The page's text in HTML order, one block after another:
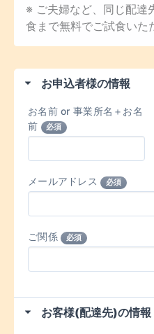
※ ご夫婦など、同じ配達
食まで無料でご試食いた
お申込者様の情報
お名前 or 事業所名＋お名
前
必須
メールアドレス 必須
ご関係 必須
お客様(配達先)の情報